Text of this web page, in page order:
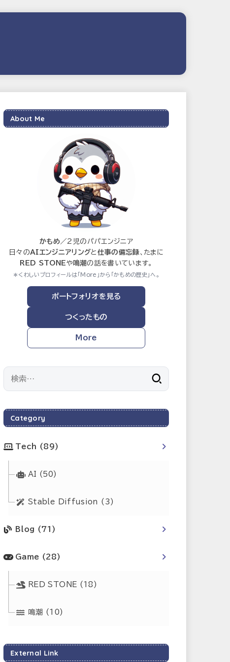
About Me
かもめ ／2児のパパエンジニア
日々のAIエンジニアリングと 仕事の備忘録、たまに
RED STONEや 鳴潮 の話を書いています。
＊くわしいプロフィールは「More」から「かもめの歴史」へ。
ポートフォリオを見る
つくったもの
More
Category
Tech (89)
AI (50)
Stable Diffusion (3)
Blog (71)
Game (28)
RED STONE (18)
鳴潮 (10)
External Link